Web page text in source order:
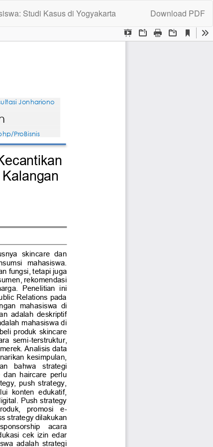
Studi Kasus di Yogyakarta Download
Download PDF